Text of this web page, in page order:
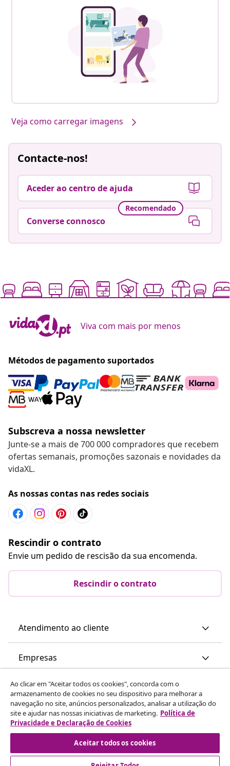
Veja como carregar imagens
Contacte-nos!
Aceder ao centro de ajuda
Recomendado
Converse connosco
Viva com mais por menos
Métodos de pagamento suportados
Subscreva a nossa newsletter
Junte-se a mais de 700 000 compradores que recebem
ofertas semanais, promoções sazonais e novidades da
vidaXL.
As nossas contas nas redes sociais
Rescindir o contrato
Envie um pedido de rescisão da sua encomenda.
Rescindir o contrato
Atendimento ao cliente
Empresas
vidaXL
Descubra mais
Ao clicar em "Aceitar todos os cookies", concorda com o
armazenamento de cookies no seu dispositivo para melhorar a
navegação no site, anúncios personalizados, analisar a utilização do
site e ajudar nas nossas iniciativas de marketing. Política de
Privacidade e Declaração de Cookies
Aceitar todos os cookies